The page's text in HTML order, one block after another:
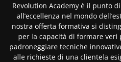
Revolution Academy è il punto
all’eccellenza nel mondo
nostra offerta formativa si
per la capacità di formare
padroneggiare tecniche
alle richieste di una clientela